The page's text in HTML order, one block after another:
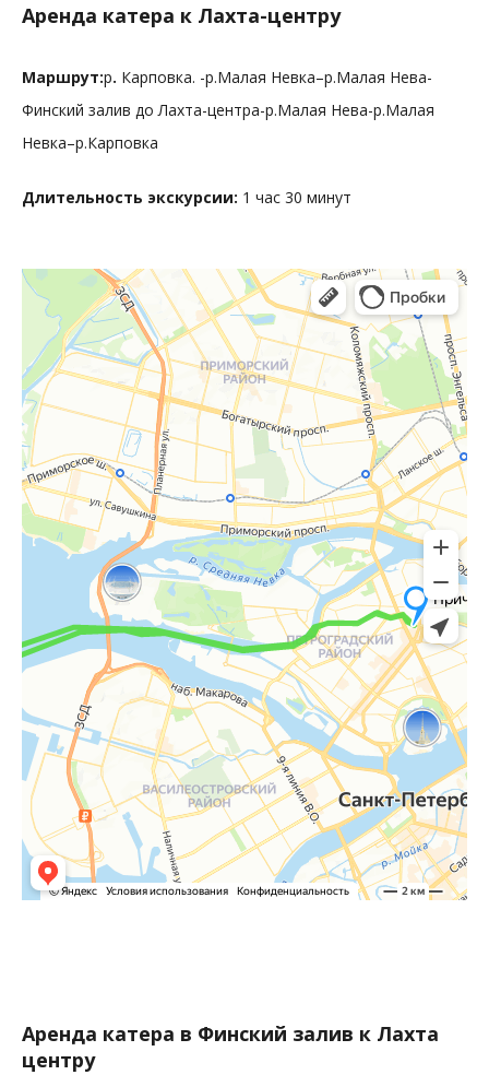
Аренда катера к Лахта-центру
Маршрут:р. Карповка. -р.Малая Невка–р.Малая Нева-
Финский залив до Лахта-центра-р.Малая Нева-р.Малая
Невка–р.Карповка
Длительность экскурсии: 1 час 30 минут
Аренда катера в Финский залив к Лахта
центру